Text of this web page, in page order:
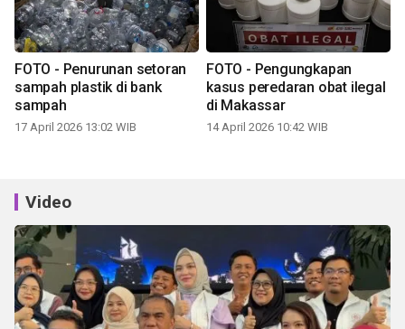
FOTO - Penurunan setoran
sampah plastik di bank
sampah
17 April 2026 13:02 WIB
FOTO - Pengungkapan
kasus peredaran obat ilegal
di Makassar
14 April 2026 10:42 WIB
Video